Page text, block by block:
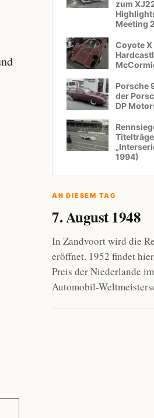
zum
Meeting
Coyote X
Porsche
der
DP
1994)
AN DIESEM TAG
7. August 1948
In Zandvoort wird die
eröffnet. 1952 findet
Preis der Niederlande
Automobil-